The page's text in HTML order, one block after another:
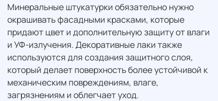
Минеральные штукатурки обязательно нужно
окрашивать фасадными красками, которые
придают цвет и дополнительную защиту от влаги
и УФ-излучения. Декоративные лаки также
используются для создания защитного слоя,
который делает поверхность более устойчивой к
механическим повреждениям, влаге,
загрязнениям и облегчает уход.